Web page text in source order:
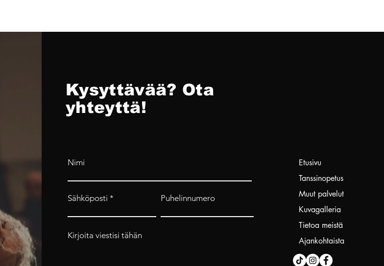
Kysyttävää? Ota
yhteyttä!
Nimi
Sähköposti Puhelinnumero
Kirjoita viestisi tähän
Etusivu
Tanssinopetus
Muut palvelut
Kuvagalleria
Tietoa meistä
Ajankohtaista